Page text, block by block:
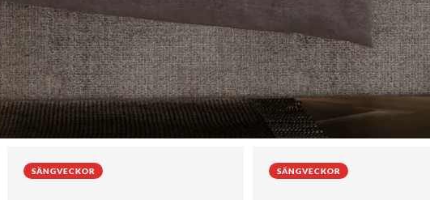
SÄNGVECKOR SÄNGVECKOR